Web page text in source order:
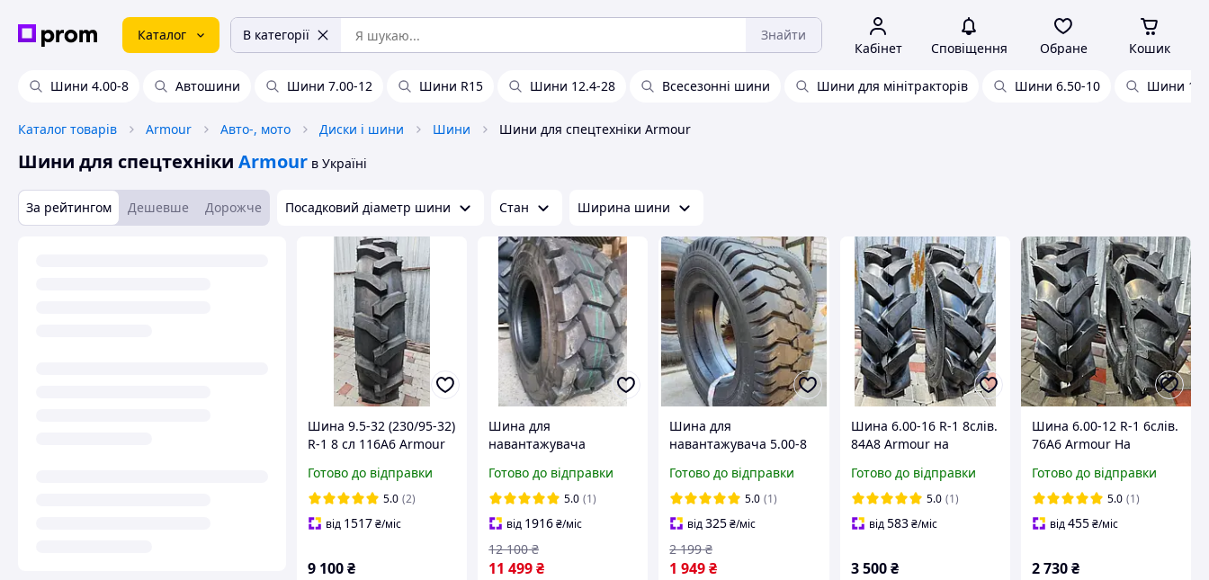
Каталог В категорії Знайти
Кабінет Сповіщення Обране Кошик
Шини 4.00-8 Автошини Шини 7.00-12 Шини R15 Шини 12.4-28 Всесезонні шини Шини для мінітракторів Шини 6.50-10 Шини
Каталог товарів Armour Авто-, мото Диски і шини Шини Шини для спецтехніки Armour
Шини для спецтехніки Armour в Україні
За рейтингом Дешевше Дорожче Посадковий діаметр шини Стан Ширина шини
Шина 9.5-32 (230/95-32)
R-1 8 сл 116A6 Armour
Сіялка СЗ-3.6
Готово до відправки
5.0 (2)
від 1517₴/міс
9 100₴
Шина для
навантажувача
MAXX - Armour
Готово до відправки
5.0 (1)
від 1916₴/міс
11 499₴
12 100 ₴
Шина для
навантажувача 5.00-8
Готово до відправки
5.0 (1)
від325₴/міс
1 949₴
2 199 ₴
Шина 6.00-16 R-1 8слів.
84A8 Armour на
Готово до відправки
5.0 (1)
від583 ₴/міс
3 500 ₴
Шина 6.00-12 R-1 6слів.
76A6 Armour На
Трактор
Готово до відправки
5.0 (1)
від455₴/міс
2 730₴